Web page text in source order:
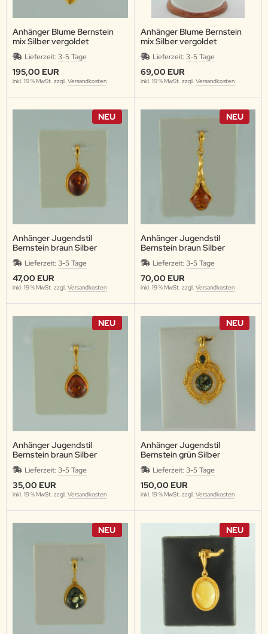
Anhänger Blume Bernstein
mix Silber vergoldet
Lieferzeit: 3-5 Tage
195,00 EUR
inkl. 19 % MwSt. zzgl. Versandkosten
Anhänger Blume Bernstein
mix Silber vergoldet
Lieferzeit: 3-5 Tage
69,00 EUR
inkl. 19 % MwSt. zzgl. Versandkosten
NEU
Anhänger Jugendstil
Bernstein braun Silber
vergoldet
Lieferzeit: 3-5 Tage
47,00 EUR
inkl. 19 % MwSt. zzgl. Versandkosten
NEU
Anhänger Jugendstil
Bernstein braun Silber
vergoldet
Lieferzeit: 3-5 Tage
70,00 EUR
inkl. 19 % MwSt. zzgl. Versandkosten
NEU
Anhänger Jugendstil
Bernstein braun Silber
vergoldet
Lieferzeit: 3-5 Tage
35,00 EUR
inkl. 19 % MwSt. zzgl. Versandkosten
NEU
Anhänger Jugendstil
Bernstein grün Silber
vergoldet
Lieferzeit: 3-5 Tage
150,00 EUR
inkl. 19 % MwSt. zzgl. Versandkosten
NEU NEU